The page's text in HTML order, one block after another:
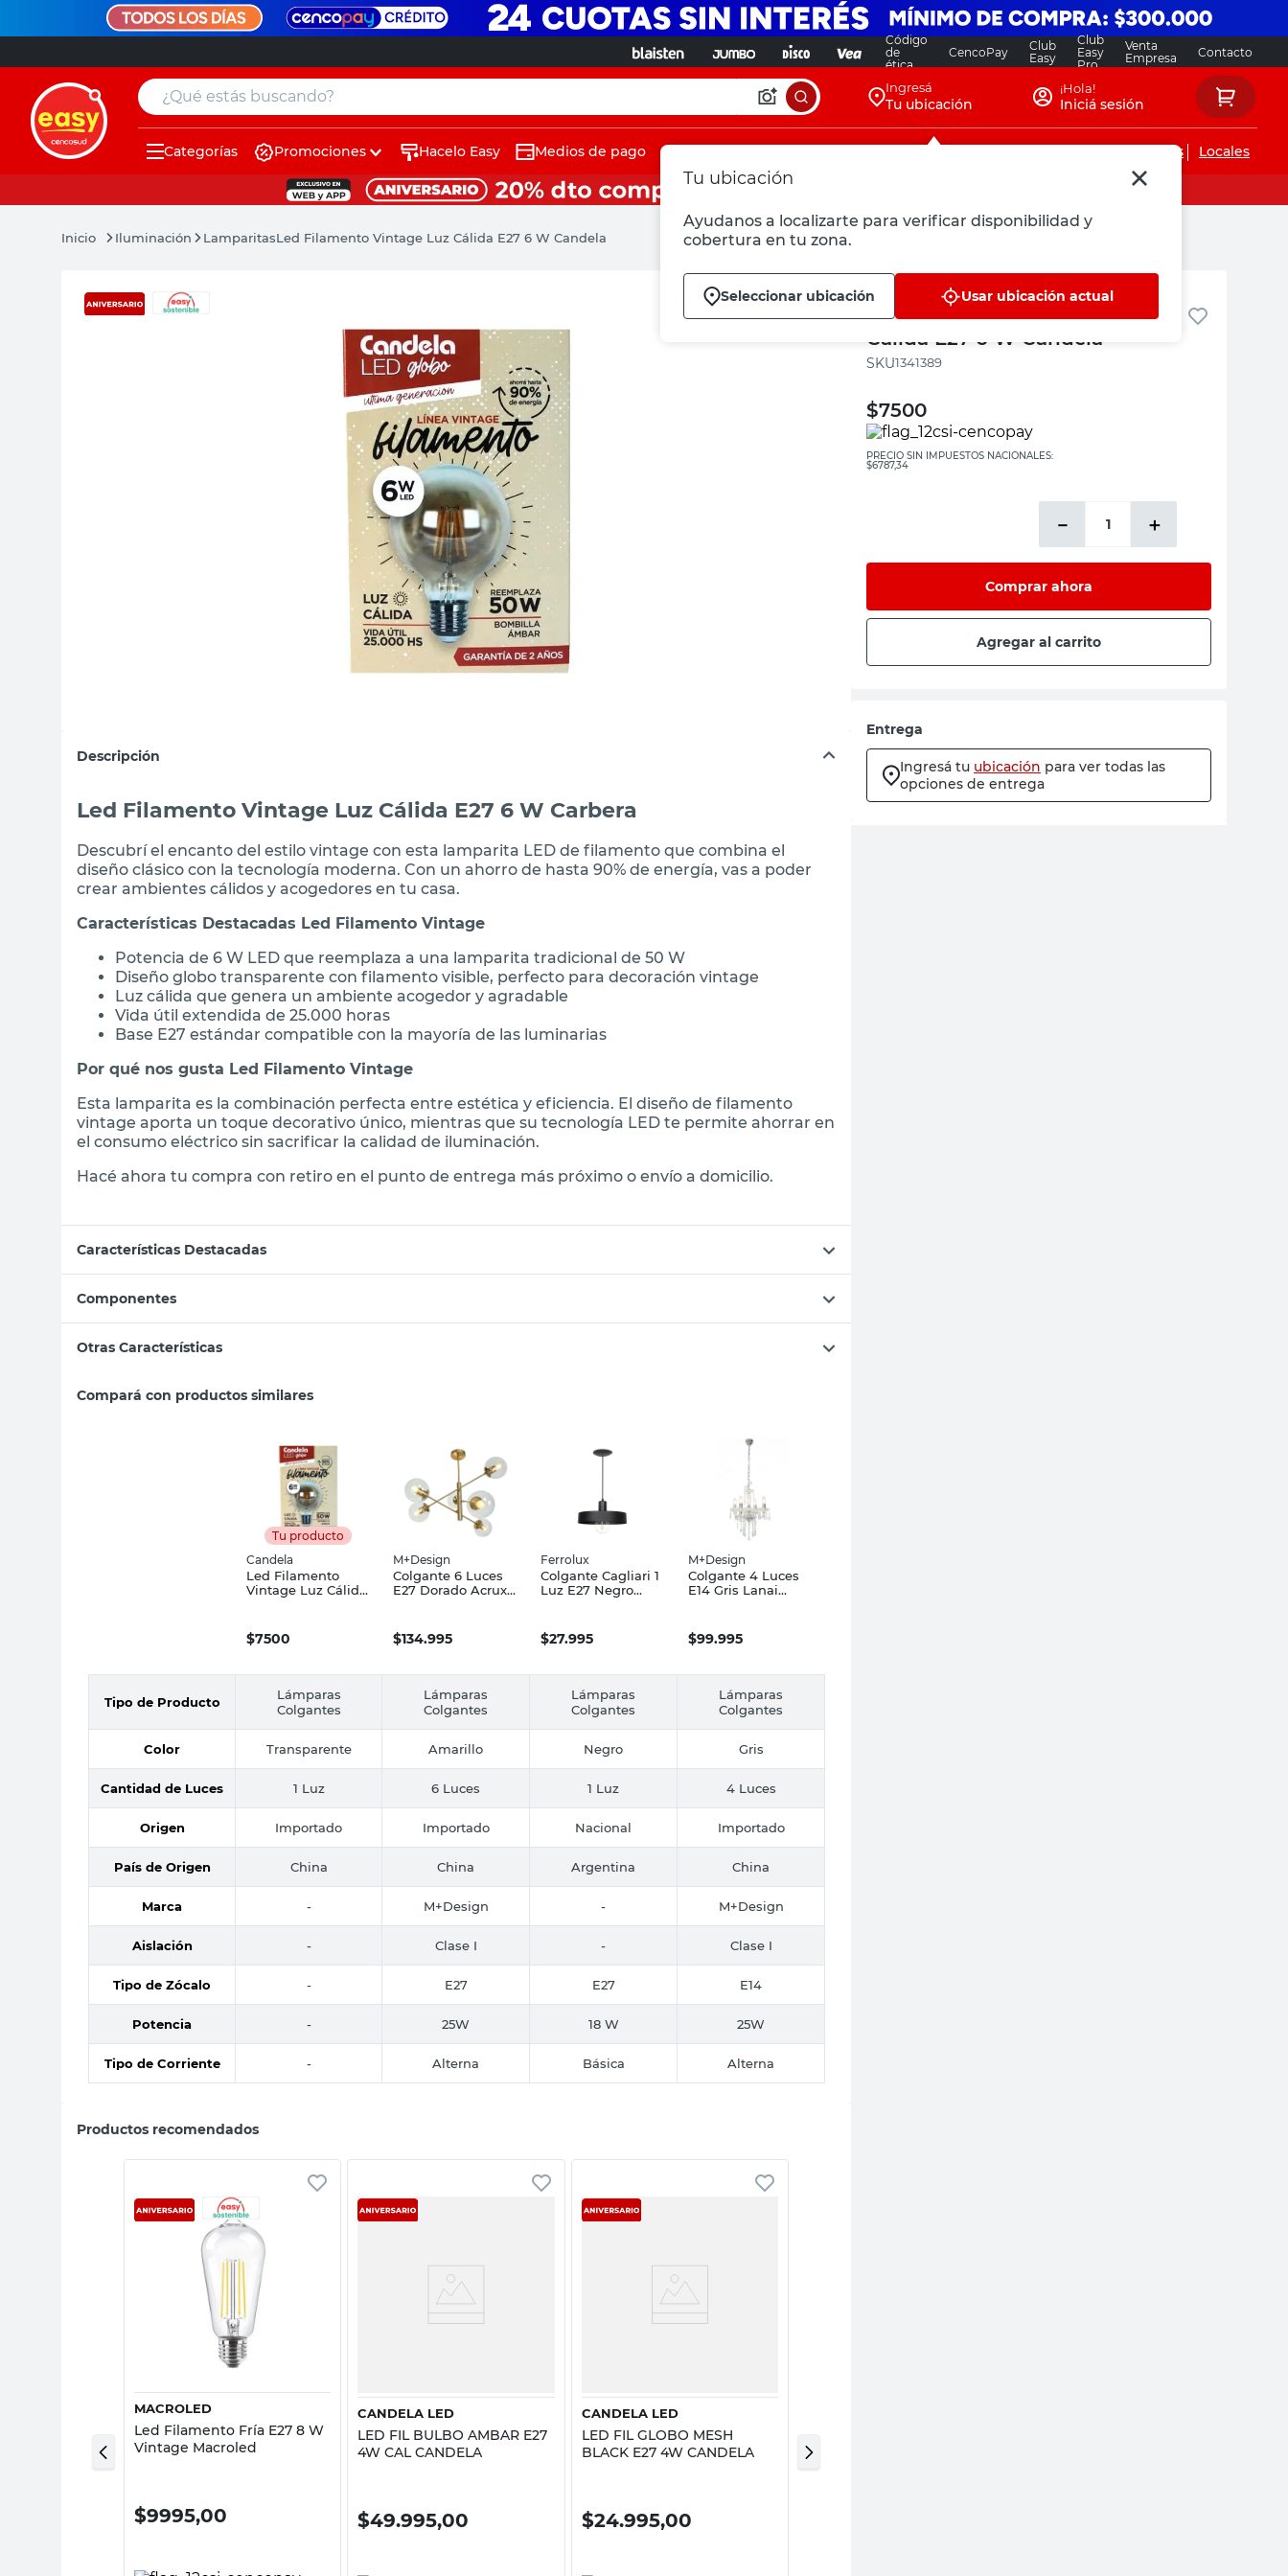
Código
de
ética
CencoPay
Club
Easy
Club
Easy
Pro
Venta
Empresa
Contacto
¿Qué estás buscando? Ingresá
Tu ubicación
Tu ubicación
Ayudanos a localizarte para verificar disponibilidad y
cobertura en tu zona.
Seleccionar ubicación Usar ubicación actual
¡Hola!
Iniciá sesión
Categorías Promociones Hacelo Easy Medios de pago Servicios de instalaciones Locales
Iluminación LamparitasLed Filamento Vintage Luz Cálida E27 6 W Candela
Descripción
Led Filamento Vintage Luz Cálida E27 6 W Carbera
Descubrí el encanto del estilo vintage con esta lamparita LED de filamento que combina el
diseño clásico con la tecnología moderna. Con un ahorro de hasta 90% de energía, vas a poder
crear ambientes cálidos y acogedores en tu casa.
Características Destacadas Led Filamento Vintage
Potencia de 6 W LED que reemplaza a una lamparita tradicional de 50 W
Diseño globo transparente con filamento visible, perfecto para decoración vintage
Luz cálida que genera un ambiente acogedor y agradable
Vida útil extendida de 25.000 horas
Base E27 estándar compatible con la mayoría de las luminarias
Por qué nos gusta Led Filamento Vintage
Esta lamparita es la combinación perfecta entre estética y eficiencia. El diseño de filamento
vintage aporta un toque decorativo único, mientras que su tecnología LED te permite ahorrar en
el consumo eléctrico sin sacrificar la calidad de iluminación.
Hacé ahora tu compra con retiro en el punto de entrega más próximo o envío a domicilio.
Características Destacadas
Componentes
Otras Características
Compará con productos similares
Tu producto
Candela
Led Filamento
Vintage Luz Cálida
$7500
M+Design
Colgante 6 Luces
E27 Dorado Acrux
$134.995
Ferrolux
Colgante Cagliari 1
Luz E27 Negro
$27.995
M+Design
Colgante 4 Luces
E14 Gris Lanai
$99.995
Tipo de Producto
Lámparas
Colgantes
Lámparas
Colgantes
Lámparas
Colgantes
Lámparas
Colgantes
Color Transparente Amarillo Negro Gris
Cantidad de Luces 1 Luz 6 Luces 1 Luz 4 Luces
Origen Importado Importado Nacional Importado
País de Origen China China Argentina China
Marca - M+Design - M+Design
Aislación - Clase I - Clase I
Tipo de Zócalo - E27 E27 E14
Potencia - 25W 18 W 25W
Tipo de Corriente - Alterna Básica Alterna
Productos recomendados
Vista rápida
MACROLED
Led Filamento Fría E27 8 W
Vintage Macroled
$9995,00
CANDELA LED
LED FIL BULBO AMBAR E27
4W CAL CANDELA
$49.995,00
CANDELA LED
LED FIL GLOBO MESH
BLACK E27 4W CANDELA
$24.995,00
Cálida E27 4 W 7925
Candela Led
Candela
Led Filamento Vintage Luz
Cálida E27 6 W Candela
:1341389
$7500
PRECIO SIN IMPUESTOS NACIONALES:
$6787,34
＋
－
Comprar ahora
Agregar al carrito
Entrega
Ingresá tu ubicación para ver todas las
opciones de entrega
muebles
puertas